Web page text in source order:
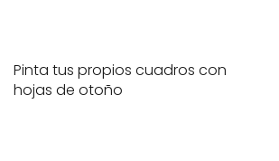
Pinta tus propios cuadros con
hojas de otoño